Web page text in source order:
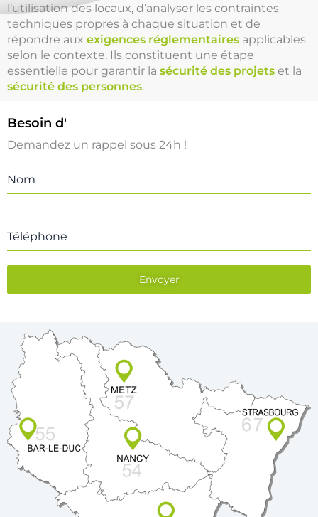
l’utilisation des locaux, d’analyser les contraintes
techniques propres à chaque situation et de
répondre aux exigences réglementaires applicables
selon le contexte. Ils constituent une étape
essentielle pour garantir la sécurité des projets et la
sécurité des personnes.
Besoin d'
Demandez un rappel sous 24h !
Nom
Téléphone
Envoyer